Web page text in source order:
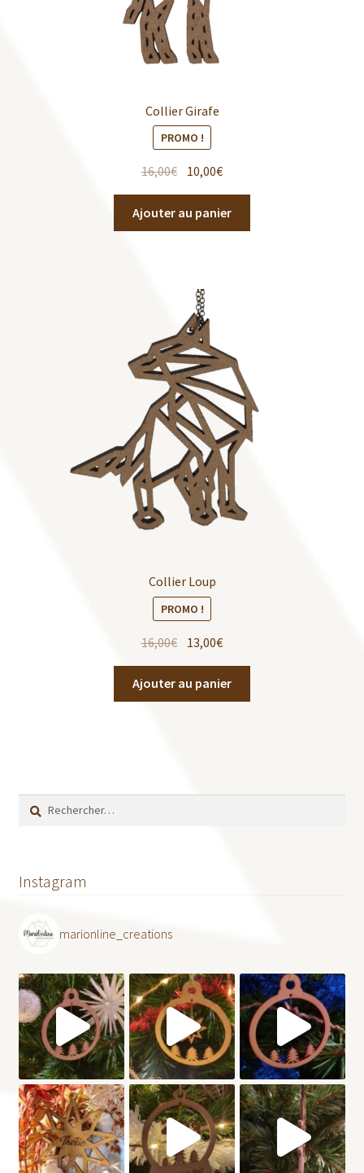
Collier Girafe
PROMO !
16,00€ 10,00€
Ajouter au panier
Collier Loup
PROMO !
16,00€ 13,00€
Ajouter au panier
Rechercher :
Instagram
marionline_creations